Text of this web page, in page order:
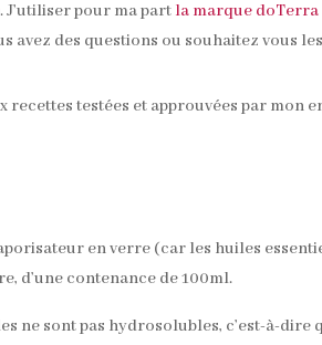
pour ma part la marque doTerra
avez des questions ou souhaitez vous
recettes testées et approuvées par
en verre (car les huiles
d’une contenance de 100ml.
ne sont pas hydrosolubles, c’est-à-dire